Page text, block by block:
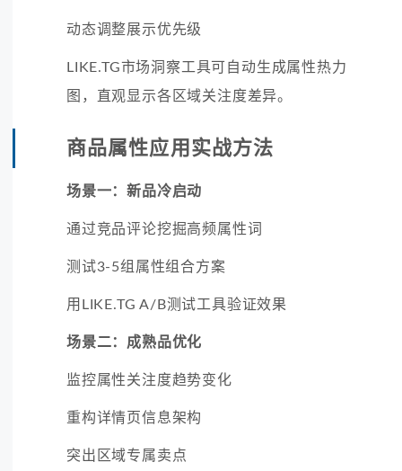
动态调整展示优先级
LIKE.TG市场洞察工具可自动生成属性热力
图，直观显示各区域关注度差异。
商品属性应用实战方法
场景一：新品冷启动
通过竞品评论挖掘高频属性词
测试3-5组属性组合方案
用LIKE.TG A/B测试工具验证效果
场景二：成熟品优化
监控属性关注度趋势变化
重构详情页信息架构
突出区域专属卖点